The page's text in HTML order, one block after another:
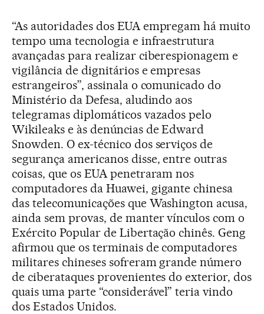
“As autoridades dos EUA empregam há muito
tempo uma tecnologia e infraestrutura
avançadas para realizar ciberespionagem e
vigilância de dignitários e empresas
estrangeiros”, assinala o comunicado do
Ministério da Defesa, aludindo aos
telegramas diplomáticos vazados pelo
Wikileaks e às denúncias de Edward
Snowden. O ex-técnico dos serviços de
segurança americanos disse, entre outras
coisas, que os EUA penetraram nos
computadores da Huawei, gigante chinesa
das telecomunicações que Washington acusa,
ainda sem provas, de manter vínculos com o
Exército Popular de Libertação chinês. Geng
afirmou que os terminais de computadores
militares chineses sofreram grande número
de ciberataques provenientes do exterior, dos
quais uma parte “considerável” teria vindo
dos Estados Unidos.